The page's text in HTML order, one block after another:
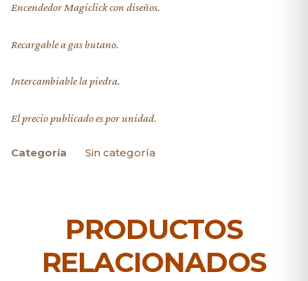
Encendedor Magiclick con diseños.
Recargable a gas butano.
Intercambiable la piedra.
El precio publicado es por unidad.
Categoría Sin categoría
PRODUCTOS
RELACIONADOS